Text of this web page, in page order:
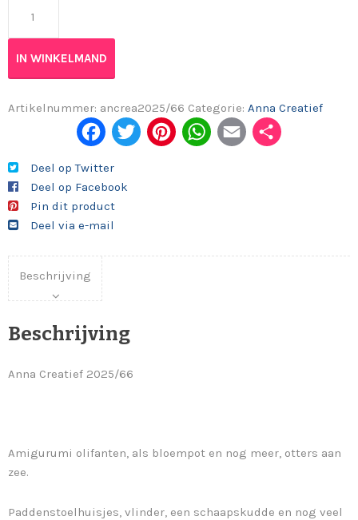
IN WINKELMAND
Artikelnummer: ancrea2025/66 Categorie: Anna Creatief
Fac
ebo
ok
Twi
Pint
Wh
Em
Deel op Twitter
Deel op Facebook
Pin dit product
Deel via e-mail
Beschrijving
Beschrijving
Anna Creatief 2025/66
Amigurumi olifanten, als bloempot en nog meer, otters aan
zee.
Paddenstoelhuisjes, vlinder, een schaapskudde en nog veel